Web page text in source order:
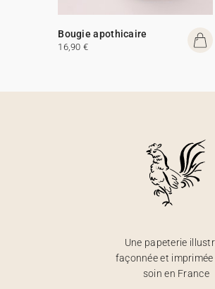
Bougie apothicaire
16,90 €
Une papeterie
façonnée et imprimée
soin en France